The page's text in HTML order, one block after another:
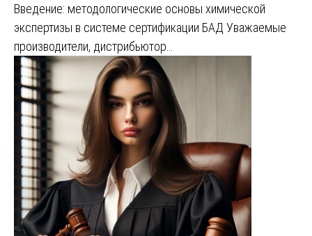
Введение: методологические основы химической
экспертизы в системе сертификации БАД Уважаемые
производители, дистрибьютор…